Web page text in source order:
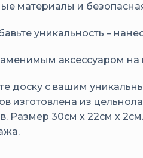
материалы и
уникальность –
аксессуаром
доску с вашим
изготовлена из
Размер 30см х 22см х